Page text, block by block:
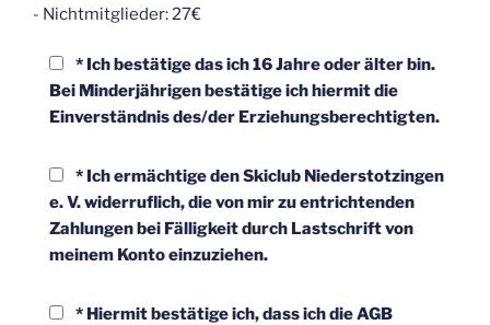
- Nichtmitglieder: 27€
* Ich bestätige das ich 16 Jahre oder älter bin.
Bei Minderjährigen bestätige ich hiermit die
Einverständnis des/der Erziehungsberechtigten.
* Ich ermächtige den Skiclub Niederstotzingen
e. V. widerruflich, die von mir zu entrichtenden
Zahlungen bei Fälligkeit durch Lastschrift von
meinem Konto einzuziehen.
* Hiermit bestätige ich, dass ich die AGB